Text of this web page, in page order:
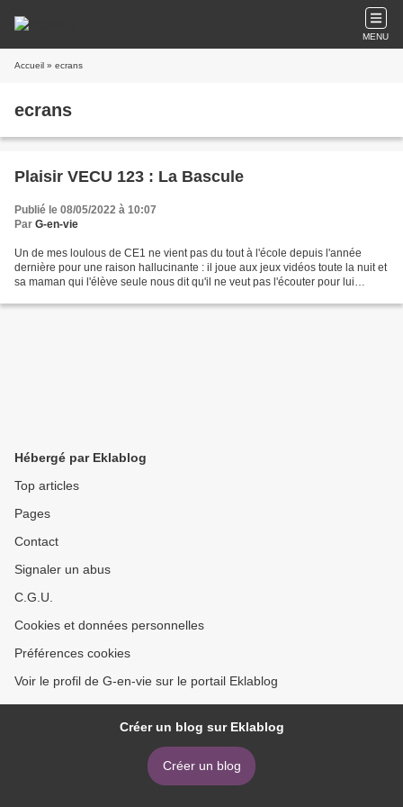
MENU
Accueil » ecrans
ecrans
Plaisir VECU 123 : La Bascule
Publié le 08/05/2022 à 10:07
Par G-en-vie
Un de mes loulous de CE1 ne vient pas du tout à l'école depuis l'année
dernière pour une raison hallucinante : il joue aux jeux vidéos toute la nuit et
sa maman qui l'élève seule nous dit qu'il ne veut pas l'écouter pour lui
Hébergé par Eklablog
Top articles
Pages
Contact
Signaler un abus
C.G.U.
Cookies et données personnelles
Préférences cookies
Voir le profil de G-en-vie sur le portail Eklablog
Créer un blog sur Eklablog
Créer un blog